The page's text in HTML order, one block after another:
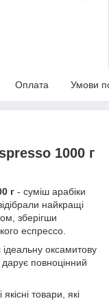
Оплата Умови
1000 г
г - суміш арабіки
найкращі
зберігши
еспрессо.
ідеальну оксамитову
дарує повноцінний
товари, які